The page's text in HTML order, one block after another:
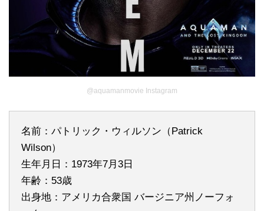
@aquamanmovie Instagram
名前：パトリック・ウィルソン（Patrick
Wilson）
生年月日：1973年7月3日
年齢：53歳
出身地：アメリカ合衆国 バージニア州ノーフォ